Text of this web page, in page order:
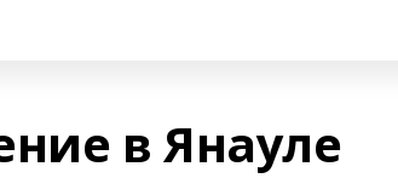
в Янауле